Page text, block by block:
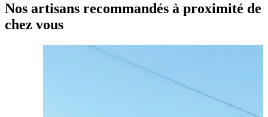
Nos artisans recommandés à proximité de
chez vous